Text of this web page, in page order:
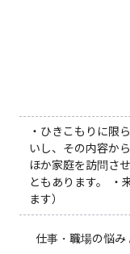
・ひきこもりに限
いし、その内容か
ほか家庭を訪問さ
ともあります。 ・
ます）
仕事・職場の悩